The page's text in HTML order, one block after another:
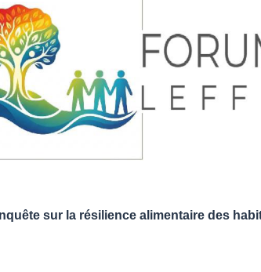
sur la résilience alimentaire des